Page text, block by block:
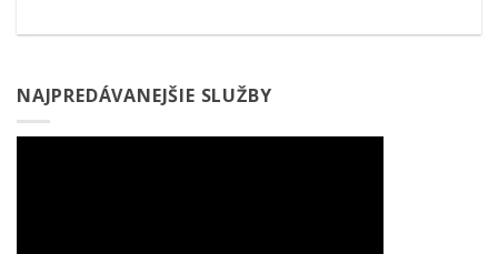
NAJPREDÁVANEJŠIE SLUŽBY